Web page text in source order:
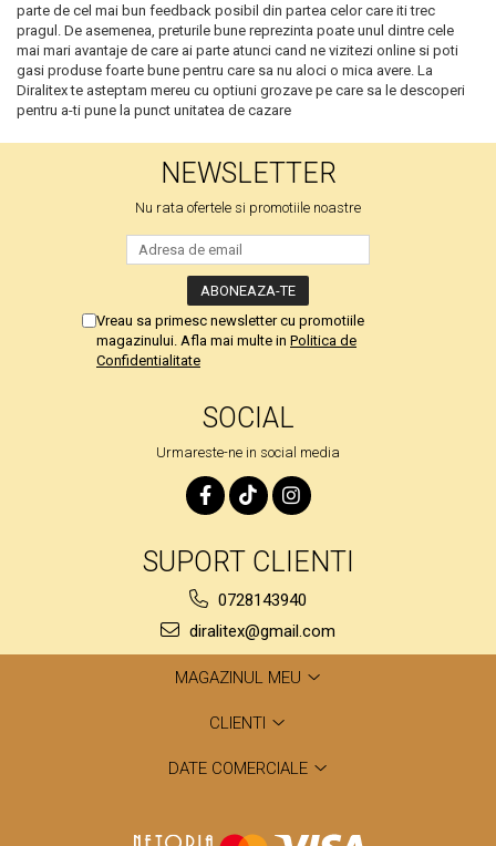
parte de cel mai bun feedback posibil din partea celor care iti trec
pragul. De asemenea, preturile bune reprezinta poate unul dintre cele
mai mari avantaje de care ai parte atunci cand ne vizitezi online si poti
gasi produse foarte bune pentru care sa nu aloci o mica avere. La
Diralitex te asteptam mereu cu optiuni grozave pe care sa le descoperi
pentru a-ti pune la punct unitatea de cazare
NEWSLETTER
Nu rata ofertele si promotiile noastre
Vreau sa primesc newsletter cu promotiile
magazinului. Afla mai multe in Politica de
Confidentialitate
SOCIAL
Urmareste-ne in social media
SUPORT CLIENTI
0728143940
diralitex@gmail.com
MAGAZINUL MEU
CLIENTI
DATE COMERCIALE